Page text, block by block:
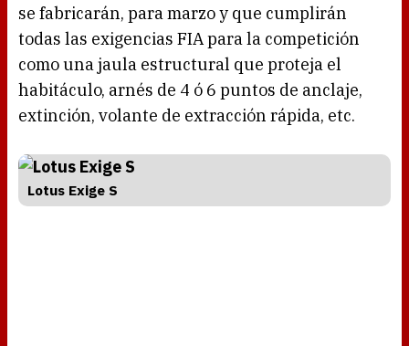
se fabricarán, para marzo y que cumplirán
todas las exigencias FIA para la competición
como una jaula estructural que proteja el
habitáculo, arnés de 4 ó 6 puntos de anclaje,
extinción, volante de extracción rápida, etc.
Lotus Exige S